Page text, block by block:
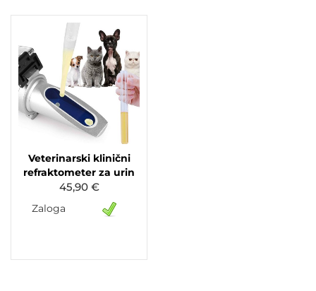
Veterinarski klinični
refraktometer za urin
45,90 €
Zaloga